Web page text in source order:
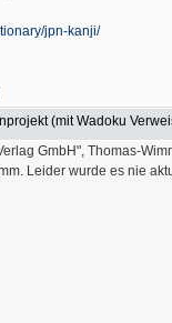
jpn-kanji/
(mit Wadoku
GmbH", Thomas-
Leider wurde es nie